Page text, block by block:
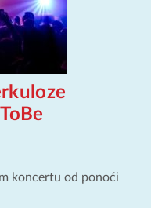
koncertu od ponoći